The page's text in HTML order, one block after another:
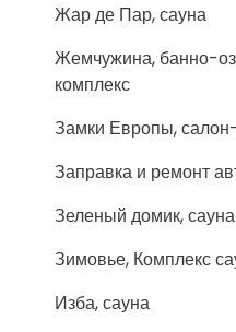
Жар де Пар, сауна
Жемчужина, банно-
комплекс
Замки Европы,
Заправка и ремонт
Зеленый домик, сауна
Зимовье, Комплекс
Изба, сауна